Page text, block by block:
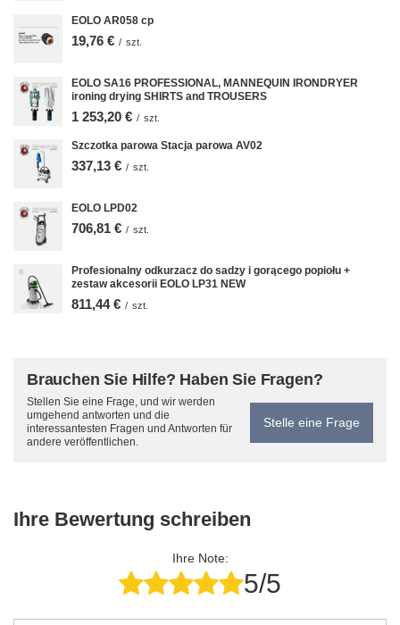
EOLO AR058 cp
19,76 € / szt.
EOLO SA16 PROFESSIONAL, MANNEQUIN IRONDRYER
ironing drying SHIRTS and TROUSERS
1 253,20 € / szt.
Szczotka parowa Stacja parowa AV02
337,13 € / szt.
EOLO LPD02
706,81 € / szt.
Profesionalny odkurzacz do sadzy i gorącego popiołu +
zestaw akcesorii EOLO LP31 NEW
811,44 € / szt.
Brauchen Sie Hilfe? Haben Sie Fragen?
Stellen Sie eine Frage, und wir werden
umgehend antworten und die
interessantesten Fragen und Antworten für
andere veröffentlichen.
Stelle eine Frage
Ihre Bewertung schreiben
Ihre Note:
5/5